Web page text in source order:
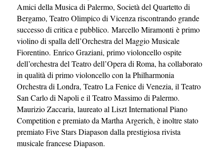
Amici della Musica di Palermo, Società del Quartetto di
Bergamo, Teatro Olimpico di Vicenza riscontrando grande
successo di critica e pubblico. Marcello Miramonti è primo
violino di spalla dell’Orchestra del Maggio Musicale
Fiorentino. Enrico Graziani, primo violoncello ospite
dell’orchestra del Teatro dell’Opera di Roma, ha collaborato
in qualità di primo violoncello con la Philharmonia
Orchestra di Londra, Teatro La Fenice di Venezia, il Teatro
San Carlo di Napoli e il Teatro Massimo di Palermo.
Maurizio Zaccaria, laureato al Liszt International Piano
Competition e premiato da Martha Argerich, è inoltre stato
premiato Five Stars Diapason dalla prestigiosa rivista
musicale francese Diapason.